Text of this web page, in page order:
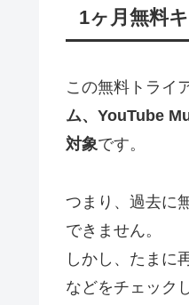
1ヶ月無料
この無料トライ
ム、YouTube
対象です。
つまり、過去に
できません。
しかし、たまに
などをチェック